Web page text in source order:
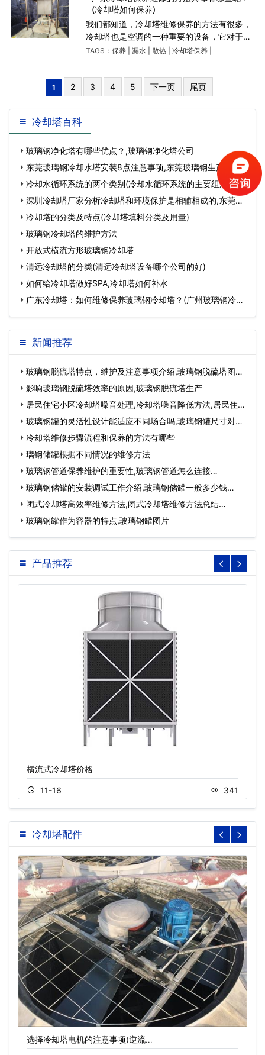
(冷却塔如何保养)
我们都知道，冷却塔维修保养的方法有很多，
冷却塔也是空调的一种重要的设备，它对于很
多的工厂能够顺利的运转有着非常关键的作
TAGS： 保养| 漏水| 散热| 冷却塔保养|
1 2 3 4 5 下一页 尾页
冷却塔百科
玻璃钢净化塔有哪些优点？,玻璃钢净化塔公司
东莞玻璃钢冷却水塔安装8点注意事项,东莞玻璃钢生产厂
家…冷却水循环系统的两个类别(冷却水循环系统的主要组成)…
深圳冷却塔厂家分析冷却塔和环境保护是相辅相成的,东莞空
研冷却塔…
冷却塔的分类及特点(冷却塔填料分类及用量)
玻璃钢冷却塔的维护方法
开放式横流方形玻璃钢冷却塔
清远冷却塔的分类(清远冷却塔设备哪个公司的好)
如何给冷却塔做好SPA,冷却塔如何补水
广东冷却塔：如何维修保养玻璃钢冷却塔？(广州玻璃钢冷却
塔维修)…
新闻推荐
玻璃钢脱硫塔特点，维护及注意事项介绍,玻璃钢脱硫塔图
片…影响玻璃钢脱硫塔效率的原因,玻璃钢脱硫塔生产
居民住宅小区冷却塔噪音处理,冷却塔噪音降低方法,居民住宅
小区装修时…
玻璃钢罐的灵活性设计能适应不同场合吗,玻璃钢罐尺寸对照
表…冷却塔维修步骤流程和保养的方法有哪些
璃钢储罐根据不同情况的维修方法
玻璃钢管道保养维护的重要性,玻璃钢管道怎么连接…
玻璃钢储罐的安装调试工作介绍,玻璃钢储罐一般多少钱…
闭式冷却塔高效率维修方法,闭式冷却塔维修方法总结…
玻璃钢罐作为容器的特点,玻璃钢罐图片
产品推荐
横流式冷却塔价格
11-16 341
冷却塔配件
选择冷却塔电机的注意事项(逆流…